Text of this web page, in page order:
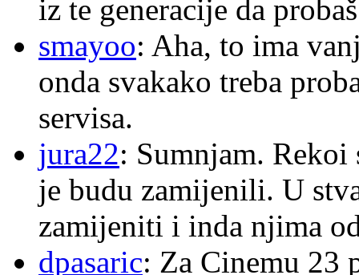
iz te generacije da
smayoo: Aha, to ima
onda svakako treba
servisa.
jura22: Sumnjam. Rekoi
je budu zamijenili. U
zamijeniti i inda njima
dpasaric: Za Cinemu 23